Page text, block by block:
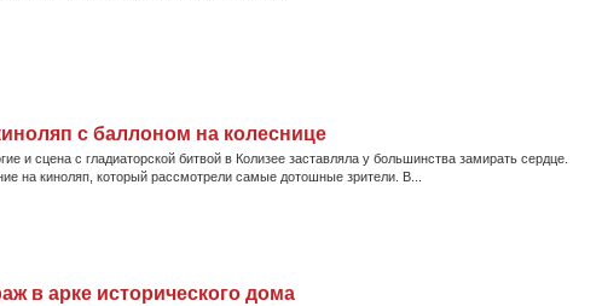
с баллоном на колеснице
и сцена с гладиаторской битвой в Колизее заставляла у большинства замирать сердце.
на киноляп, который рассмотрели самые дотошные зрители. В...
в арке исторического дома